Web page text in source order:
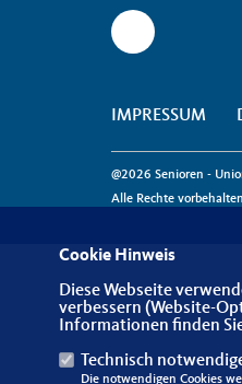
IMPRESSUM
@2026 Senioren -
Alle Rechte
Cookie Hinweis
Diese Webseite
verbessern (Website-
Informationen finden
Technisch
Die notwendigen Cookies